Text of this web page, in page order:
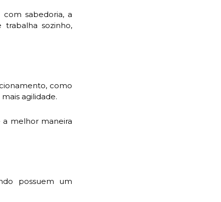
com sabedoria, a
sozinho,
como
agilidade.
melhor maneira
possuem um